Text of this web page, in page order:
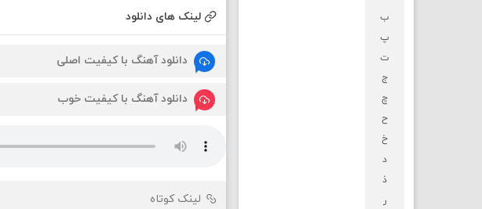
لینک های دانلود
دانلود آهنگ با کیفیت اصلی
دانلود آهنگ با کیفیت خوب
لینک کوتاه
ب
پ
ت
ج
چ
ح
خ
د
ذ
ر